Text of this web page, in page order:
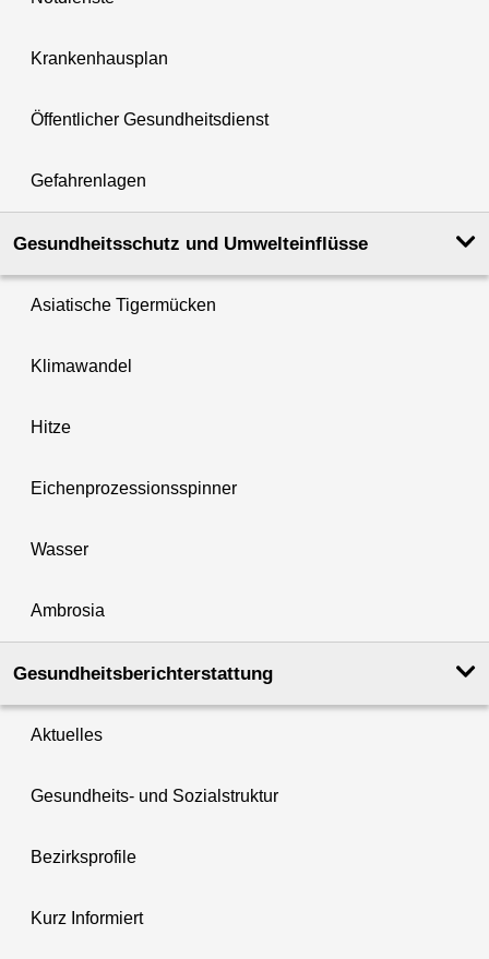
Krankenhausplan
Öffentlicher Gesundheitsdienst
Gefahrenlagen
Gesundheits­schutz und Umwelt­einflüsse
Asiatische Tigermücken
Klimawandel
Hitze
Eichenprozessionsspinner
Wasser
Ambrosia
Gesundheits­berichterstattung
Aktuelles
Gesundheits- und Sozialstruktur
Bezirksprofile
Kurz Informiert